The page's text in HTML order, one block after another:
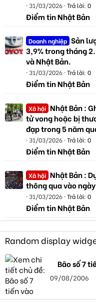
31/03/2026 Trả lời: 0
Điểm tin Nhật Bản
Doanh nghiệp Sản
3,9% trong tháng
và Nhật Bản.
31/03/2026 Trả lời: 0
Điểm tin Nhật Bản
Xã hội Nhật Bản :
tử vong hoặc bị
đạp trong 5 năm
31/03/2026 Trả lời: 0
Điểm tin Nhật Bản
Xã hội Nhật Bản :
thông qua vào
31/03/2026 Trả lời: 0
Điểm tin Nhật Bản
Random display
Bão số 7
09/08/2006